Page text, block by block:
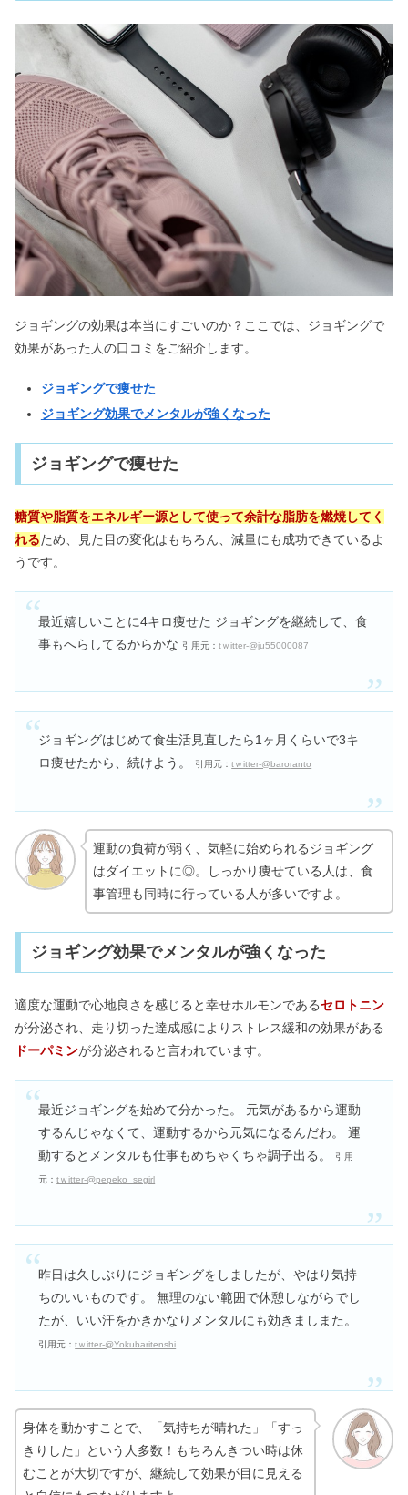
ジョギングの効果は本当にすごいのか？ここでは、ジョギングで
効果があった人の口コミをご紹介します。
ジョギングで痩せた
ジョギング効果でメンタルが強くなった
ジョギングで痩せた
糖質や脂質をエネルギー源として使って余計な脂肪を燃焼してく
れるため、見た目の変化はもちろん、減量にも成功できているよ
うです。
最近嬉しいことに4キロ痩せた ジョギングを継続して、食
事もへらしてるからかな 引用元：tｗitter-@ju55000087
ジョギングはじめて食生活見直したら1ヶ月くらいで3キ
ロ痩せたから、続けよう。
引用元：tｗitter-@baroranto
運動の負荷が弱く、気軽に始められるジョギング
はダイエットに◎。しっかり痩せている人は、食
事管理も同時に行っている人が多いですよ。
ジョギング効果でメンタルが強くなった
適度な運動で心地良さを感じると幸せホルモンであるセロトニン
が分泌され、走り切った達成感によりストレス緩和の効果がある
ドーパミンが分泌されると言われています。
最近ジョギングを始めて分かった。 元気があるから運動
するんじゃなくて、運動するから元気になるんだわ。 運
動するとメンタルも仕事もめちゃくちゃ調子出る。
引用
元：tｗitter-@pepeko_segirl
昨日は久しぶりにジョギングをしましたが、やはり気持
ちのいいものです。 無理のない範囲で休憩しながらでし
たが、いい汗をかきかなりメンタルにも効きましまた。
引用元：tｗitter-@Yokubaritenshi
身体を動かすことで、「気持ちが晴れた」「すっ
きりした」という人多数！もちろんきつい時は休
むことが大切ですが、継続して効果が目に見える